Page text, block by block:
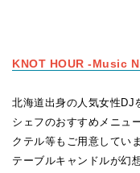
KNOT HOUR -Music
北海道出身の人気女性DJ
シェフのおすすめメニュ
クテル等もご用意していま
テーブルキャンドルが幻